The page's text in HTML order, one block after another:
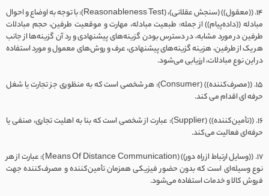
14. ((معقول)) (سنجش عقلانی)، (Reasonableness Test): با توجه به اوضاع و احوال
مبادله ((داده‌‌پیام)) از جمله: طبعیت مبادله، مهارت و موقعیت طرفین، حجم مبادلات
طرفین در مورد مشابه، در دسترس بودن گزینه‌های پیشنهادی و رد آن گزینه‌ها از جانب
هر یک از طرفین، هزینه گزینه‌های پیشنهادی، عرف و روش‌های معمول و مورد استفاده
در این نوع مبادلات، ارزیابی می‌شود.
15. ((مصرف‌کننده)) (Consumer): هر شخصی است که به منظوری جز تجارت یا شغل
حرفه ای اقدام می کند.
16. ((تأمین‌کننده)) (Supplier): عبارت از شخصی است که بنا به اهلیت تجاری، صنفی یا
حرفه‌ای فعالیت می‌کند.
17. ((وسایل ارتباط از راه دور)) (Means Of Distance Communication): عبارت از هر
نوع وسیله‌ای است که بدون حضور فیزیکی همزمان تأمین‌کننده و مصرف‌کننده جهت
فروش کالا و خدمات استفاده می‌شود.